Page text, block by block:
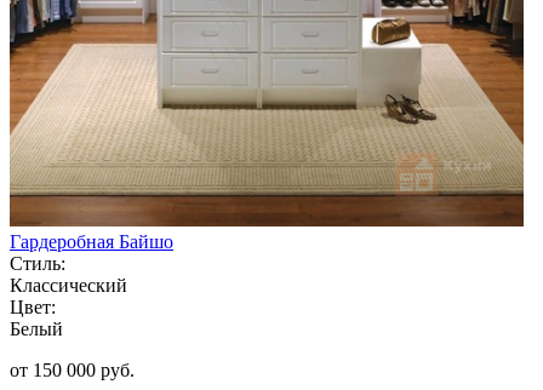
Гардеробная Байшо
Стиль:
Классический
Цвет:
Белый
от 150 000 руб.